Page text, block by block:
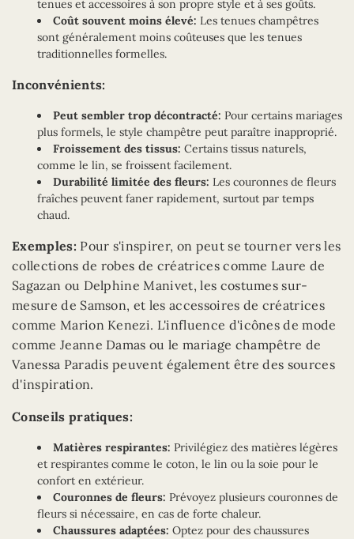
tenues et accessoires à son propre style et à ses goûts.
Coût souvent moins élevé: Les tenues champêtres
sont généralement moins coûteuses que les tenues
traditionnelles formelles.
Inconvénients:
Peut sembler trop décontracté: Pour certains mariages
plus formels, le style champêtre peut paraître inapproprié.
Froissement des tissus: Certains tissus naturels,
comme le lin, se froissent facilement.
Durabilité limitée des fleurs: Les couronnes de fleurs
fraîches peuvent faner rapidement, surtout par temps
chaud.
Exemples: Pour s'inspirer, on peut se tourner vers les
collections de robes de créatrices comme Laure de
Sagazan ou Delphine Manivet, les costumes sur-
mesure de Samson, et les accessoires de créatrices
comme Marion Kenezi. L'influence d'icônes de mode
comme Jeanne Damas ou le mariage champêtre de
Vanessa Paradis peuvent également être des sources
d'inspiration.
Conseils pratiques:
Matières respirantes: Privilégiez des matières légères
et respirantes comme le coton, le lin ou la soie pour le
confort en extérieur.
Couronnes de fleurs: Prévoyez plusieurs couronnes de
fleurs si nécessaire, en cas de forte chaleur.
Chaussures adaptées: Optez pour des chaussures